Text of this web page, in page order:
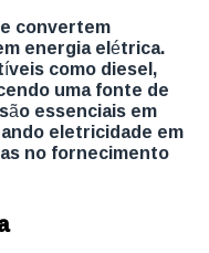
convertem
energia elétrica.
como diesel,
uma fonte de
essenciais em
eletricidade em
no fornecimento